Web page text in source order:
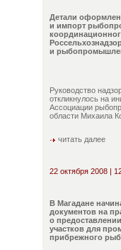
Детали
и импорт
и
Руководство
откликнулось на
Ассоциации
области Михаила
читать далее
22 октября 2008 |
В Магадане
документов на
о
участков для
прибрежного